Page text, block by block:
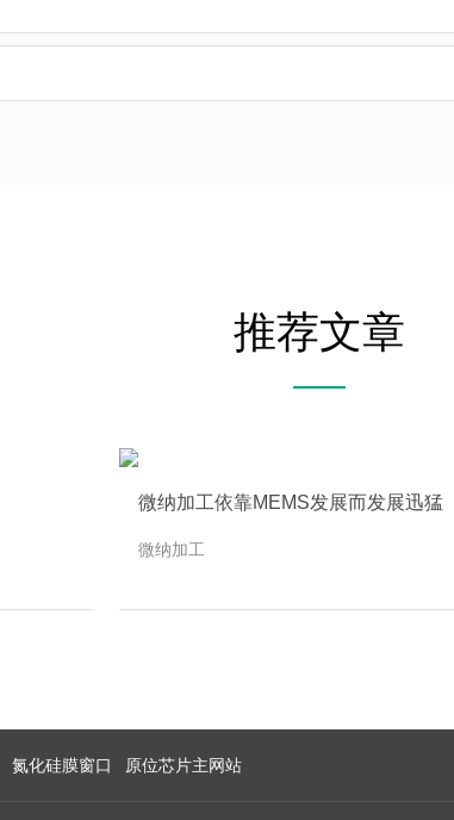
推荐文章
微纳加工依靠MEMS发展而发展迅猛
微纳加工
氮化硅膜窗口 原位芯片主网站